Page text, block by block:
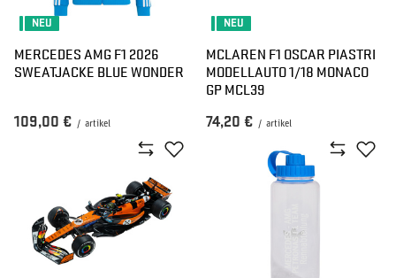
NEU
MERCEDES AMG F1 2026
SWEATJACKE BLUE WONDER
109,00 € / artikel
NEU
MCLAREN F1 OSCAR PIASTRI
MODELLAUTO 1/18 MONACO
GP MCL39
74,20 € / artikel